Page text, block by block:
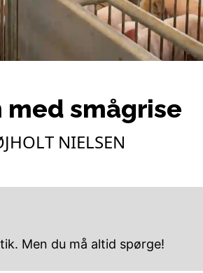
med smågrise
NIELSEN
Men du må altid spørge!